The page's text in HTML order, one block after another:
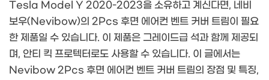
Tesla Model Y 2020-2023을 소유하고 계신다면, 네비
보우(Nevibow)의 2Pcs 후면 에어컨 벤트 커버 트림이 필요
한 제품일 수 있습니다. 이 제품은 그레이드급 석과 함께 제공되
며, 안티 킥 프로텍터로도 사용할 수 있습니다. 이 글에서는
Nevibow 2Pcs 후면 에어컨 벤트 커버 트림의 장점 및 특징,